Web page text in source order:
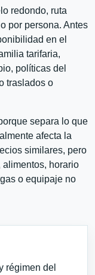
redondo, ruta
por persona. Antes
en el
tarifaria,
políticas del
traslados o
separa lo que
afecta la
similares, pero
horario
o equipaje no
régimen del